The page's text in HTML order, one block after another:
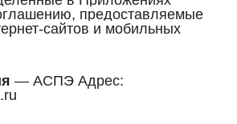
предоставляемые
сайтов и мобильных
— АСПЭ Адрес: